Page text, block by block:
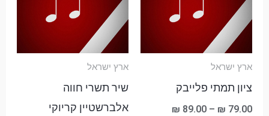
ארץ ישראל
ציון תמתי פלייבק
₪ 79.00
–
₪ 89.00
עד
⁦₪ 89.00⁩
ארץ ישראל
שיר תשרי חווה
אלברשטיין קריוקי